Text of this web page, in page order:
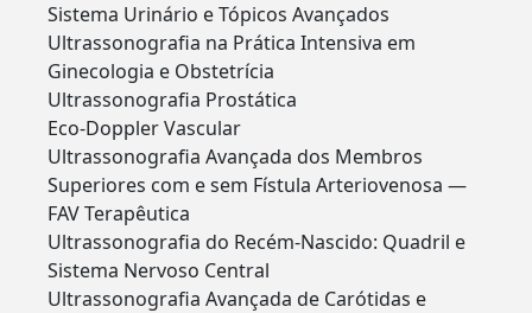
Sistema Urinário e Tópicos Avançados
Ultrassonografia na Prática Intensiva em
Ginecologia e Obstetrícia
Ultrassonografia Prostática
Eco-Doppler Vascular
Ultrassonografia Avançada dos Membros
Superiores com e sem Fístula Arteriovenosa —
FAV Terapêutica
Ultrassonografia do Recém-Nascido: Quadril e
Sistema Nervoso Central
Ultrassonografia Avançada de Carótidas e